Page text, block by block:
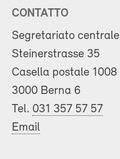
CONTATTO
Segretariato centrale
Steinerstrasse 35
Casella postale 1008
3000 Berna 6
Tel. 031 357 57 57
Email